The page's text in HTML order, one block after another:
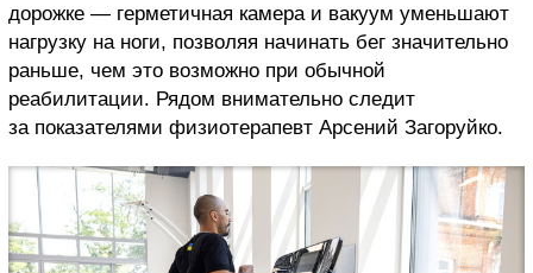
дорожке — герметичная камера и вакуум уменьшают
нагрузку на ноги, позволяя начинать бег значительно
раньше, чем это возможно при обычной
реабилитации. Рядом внимательно следит
за показателями физиотерапевт Арсений Загоруйко.